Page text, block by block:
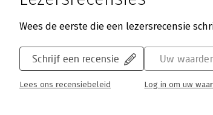
Wees de eerste die een lezersrecensie
Schrijf een recensie
Lees ons recensiebeleid
Uw
Log in om uw